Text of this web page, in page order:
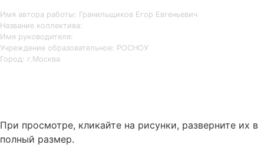
Имя автора работы: Гранильщиков Егор Евгеньевич
Название коллектива:
Имя руководителя:
Учреждение образовательное: РОСНОУ
Город: г.Москва
При просмотре, кликайте на рисунки, разверните их в
полный размер.